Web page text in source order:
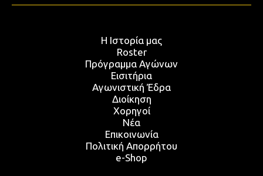
Η Ιστορία μας
Roster
Πρόγραμμα Αγώνων
Εισιτήρια
Αγωνιστική Έδρα
Διοίκηση
Χορηγοί
Νέα
Επικοινωνία
Πολιτική Απορρήτου
e-Shop